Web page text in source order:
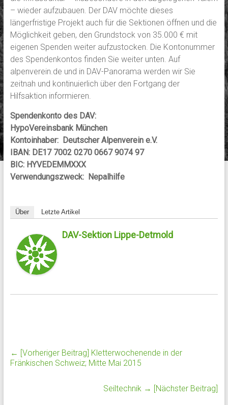
– wieder aufzubauen. Der DAV möchte dieses
längerfristige Projekt auch für die Sektionen öffnen und die
Möglichkeit geben, den Grundstock von 35.000 € mit
eigenen Spenden weiter aufzustocken. Die Kontonummer
des Spendenkontos finden Sie weiter unten. Auf
alpenverein.de und in DAV-Panorama werden wir Sie
zeitnah und kontinuierlich über den Fortgang der
Hilfsaktion informieren.
Spendenkonto des DAV:
HypoVereinsbank München
Kontoinhaber: Deutscher Alpenverein e.V.
IBAN: DE17 7002 0270 0667 9074 97
BIC: HYVEDEMMXXX
Verwendungszweck: Nepalhilfe
Über Letzte Artikel
DAV-Sektion Lippe-Detmold
← [Vorheriger Beitrag] Kletterwochenende in der
Fränkischen Schweiz; Mitte Mai 2015
Seiltechnik → [Nächster Beitrag]